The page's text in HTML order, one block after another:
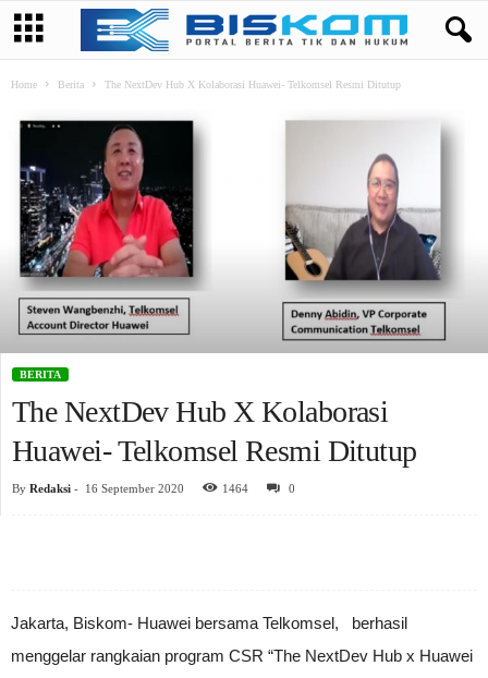
Home Berita The NextDev Hub X Kolaborasi Huawei- Telkomsel Resmi Ditutup
BERITA
The NextDev Hub X Kolaborasi
Huawei- Telkomsel Resmi Ditutup
By Redaksi - 16 September 2020 1464 0
Jakarta, Biskom- Huawei bersama Telkomsel, berhasil
menggelar rangkaian program CSR “The NextDev Hub x Huawei